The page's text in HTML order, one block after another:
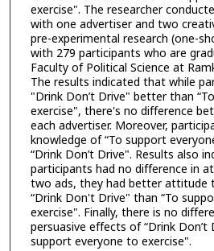
exercise". The researcher
with one advertiser and two
pre-experimental research (one-
with 279 participants who are
Faculty of Political Science at
The results indicated that while
"Drink Don’t Drive" better than
exercise", there's no difference
each advertiser. Moreover,
knowledge of “To support
“Drink Don’t Drive". Results also
participants had no difference in
two ads, they had better attitude
“Drink Don't Drive" than “To
exercise". Finally, there is no
persuasive effects of “Drink Don’t
support everyone to exercise".